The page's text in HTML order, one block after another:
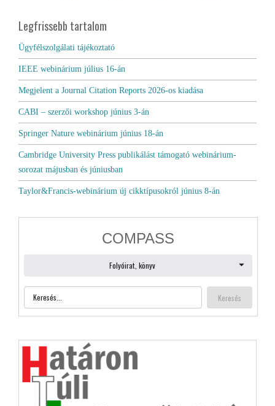
Legfrissebb tartalom
Ügyfélszolgálati tájékoztató
IEEE webinárium július 16-án
Megjelent a Journal Citation Reports 2026-os kiadása
CABI – szerzői workshop június 3-án
Springer Nature webinárium június 18-án
Cambridge University Press publikálást támogató webinárium-
sorozat májusban és júniusban
Taylor&Francis-webinárium új cikktípusokról június 8-án